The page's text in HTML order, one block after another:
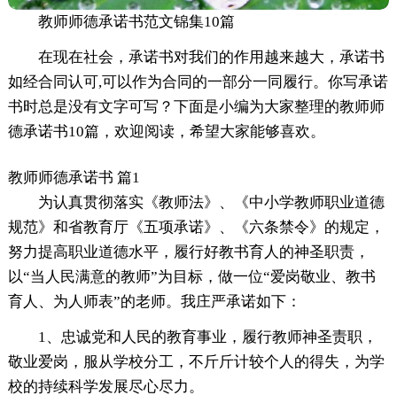
教师师德承诺书范文锦集10篇
在现在社会，承诺书对我们的作用越来越大，承诺书
如经合同认可,可以作为合同的一部分一同履行。你写承诺
书时总是没有文字可写？下面是小编为大家整理的教师师
德承诺书10篇，欢迎阅读，希望大家能够喜欢。
教师师德承诺书 篇1
为认真贯彻落实《教师法》、《中小学教师职业道德
规范》和省教育厅《五项承诺》、《六条禁令》的规定，
努力提高职业道德水平，履行好教书育人的神圣职责，
以“当人民满意的教师”为目标，做一位“爱岗敬业、教书
育人、为人师表”的老师。我庄严承诺如下：
1、忠诚党和人民的教育事业，履行教师神圣责职，
敬业爱岗，服从学校分工，不斤斤计较个人的得失，为学
校的持续科学发展尽心尽力。